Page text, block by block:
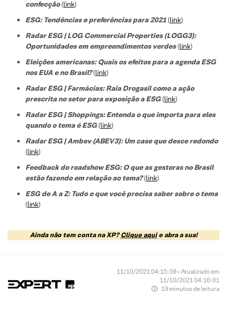
confecção(link)
ESG: Tendências e preferências para 2021(link)
Radar ESG | LOG Commercial Properties (LOGG3):
Oportunidades em empreendimentos verdes(link)
Eleições americanas: Quais os efeitos para a agenda ESG
nos EUA e no Brasil?(link)
Radar ESG | Farmácias: Raia Drogasil como a ação
prescrita no setor para exposição a ESG(link)
Radar ESG | Shoppings: Entenda o que importa para eles
quando o tema é ESG(link)
Radar ESG | Ambev (ABEV3): Um case que desce redondo
(link)
Feedback do roadshow ESG: O que as gestoras no Brasil
estão fazendo em relação ao tema?(link)
ESG de A a Z: Tudo o que você precisa saber sobre o tema
(link)
Ainda não tem conta na XP?Clique aquie abra a sua!
11/10/2021 04:15:59 • Atualizado em
11/10/2021 04:16:01
19 minutos de leitura